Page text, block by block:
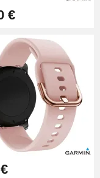
- 8 à
€